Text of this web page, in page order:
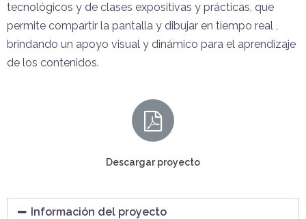
tecnológicos y de clases expositivas y prácticas, que
permite compartir la pantalla y dibujar en tiempo real ,
brindando un apoyo visual y dinámico para el aprendizaje
de los contenidos.
Descargar proyecto
Información del proyecto